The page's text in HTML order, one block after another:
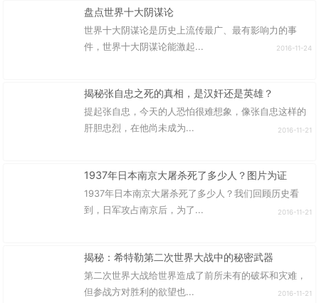
盘点世界十大阴谋论
世界十大阴谋论是历史上流传最广、最有影响力的事
件，世界十大阴谋论能激起...
2016-11-24
揭秘张自忠之死的真相，是汉奸还是英雄？
提起张自忠，今天的人恐怕很难想象，像张自忠这样的
肝胆忠烈，在他尚未成为...
2016-11-21
1937年日本南京大屠杀死了多少人？图片为证
1937年日本南京大屠杀死了多少人？我们回顾历史看
到，日军攻占南京后，为了...
2016-11-21
揭秘：希特勒第二次世界大战中的秘密武器
第二次世界大战给世界造成了前所未有的破坏和灾难，
但参战方对胜利的欲望也...
2016-11-21